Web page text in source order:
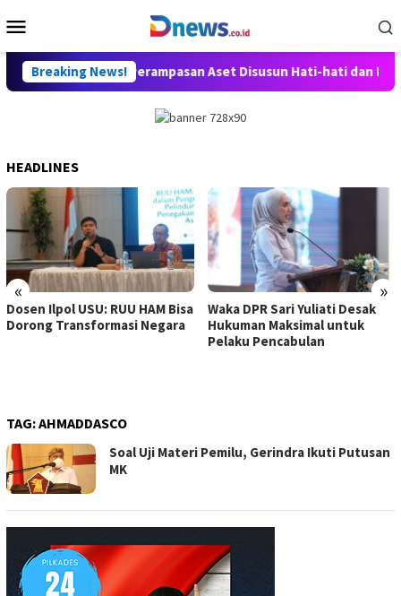
to
Menu
Breaking News!
Minta RUU Perampasan Aset Disusun Hati-hati dan Lindungi
HEADLINES
« »
Dosen Ilpol USU: RUU HAM Bisa
Dorong Transformasi Negara
Waka DPR Sari Yuliati Desak
Hukuman Maksimal untuk
Pelaku Pencabulan
TAG:AHMADDASCO
Soal Uji Materi Pemilu, Gerindra Ikuti Putusan
MK